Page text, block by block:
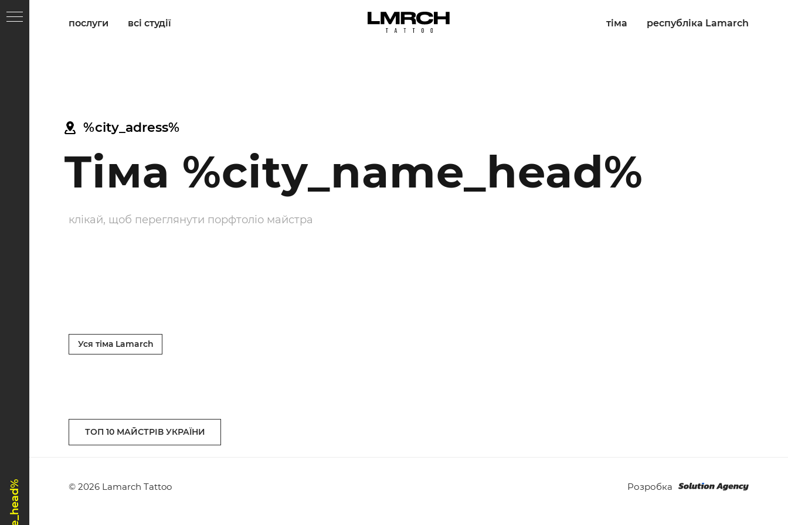
послуги всі студії тіма республіка Lamarch
Тіма %city_name_head%
%city_adress%
клікай, щоб переглянути порфтоліо майстра
Уся тіма Lamarch
ТОП 10 МАЙСТРІВ УКРАЇНИ
© 2026 Lamarch Tattoo Розробка